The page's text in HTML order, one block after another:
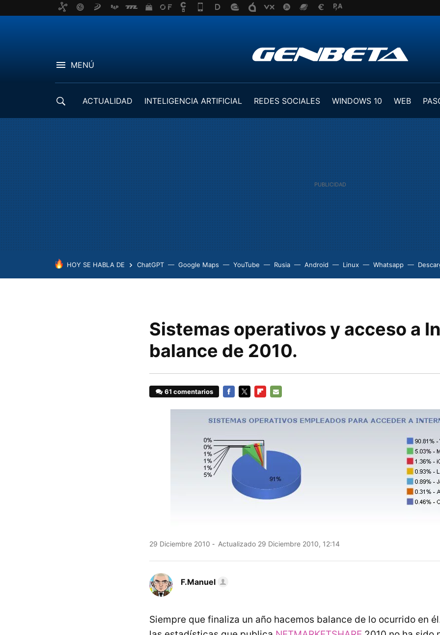
MENÚ
ACTUALIDAD INTELIGENCIA ARTIFICIAL REDES SOCIALES WINDOWS 10 WEB
HOY SE HABLA DE ChatGPT Google Maps YouTube Rusia Android Linux Whatsapp
Sistemas operativos y acceso a
balance de 2010.
61 comentarios
29 Diciembre 2010 Actualizado 29 Diciembre 2010, 12:14
F.Manuel
Siempre que finaliza un año hacemos balance de lo ocurrido en